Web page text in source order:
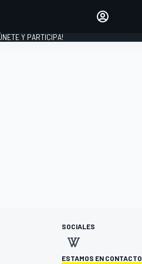
Y PARTICIPA!
SOCIALES
ESTAMOS EN CONTACTO